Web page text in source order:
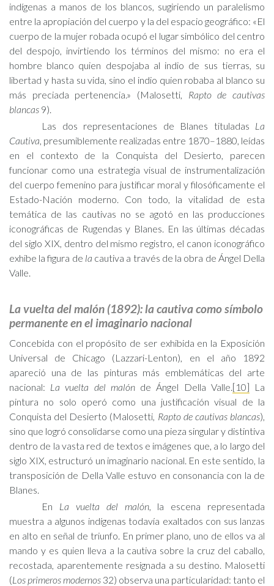
indígenas a manos de los blancos, sugiriendo un paralelismo
entre la apropiación del cuerpo y la del espacio geográfico: «El
cuerpo de la mujer robada ocupó el lugar simbólico del centro
del despojo, invirtiendo los términos del mismo: no era el
hombre blanco quien despojaba al indio de sus tierras, su
libertad y hasta su vida, sino el indio quien robaba al blanco su
más preciada pertenencia.» (Malosetti, Rapto de cautivas
blancas 9).
Las dos representaciones de Blanes tituladas La
Cautiva, presumiblemente realizadas entre 1870–1880, leídas
en el contexto de la Conquista del Desierto, parecen
funcionar como una estrategia visual de instrumentalización
del cuerpo femenino para justificar moral y filosóficamente el
Estado-Nación moderno. Con todo, la vitalidad de esta
temática de las cautivas no se agotó en las producciones
iconográficas de Rugendas y Blanes. En las últimas décadas
del siglo XIX, dentro del mismo registro, el canon iconográfico
exhibe la figura de la cautiva a través de la obra de Ángel Della
Valle.
La vuelta del malón (1892): la cautiva como símbolo
permanente en el imaginario nacional
Concebida con el propósito de ser exhibida en la Exposición
Universal de Chicago (Lazzari-Lenton), en el año 1892
apareció una de las pinturas más emblemáticas del arte
nacional: La vuelta del malónde Ángel Della Valle.[10] La
pintura no solo operó como una justificación visual de la
Conquista del Desierto (Malosetti, Rapto de cautivas blancas),
sino que logró consolidarse como una pieza singular y distintiva
dentro de la vasta red de textos e imágenes que, a lo largo del
siglo XIX, estructuró un imaginario nacional. En este sentido, la
transposición de Della Valle estuvo en consonancia con la de
Blanes.
En La vuelta del malón, la escena representada
muestra a algunos indígenas todavía exaltados con sus lanzas
en alto en señal de triunfo. En primer plano, uno de ellos va al
mando y es quien lleva a la cautiva sobre la cruz del caballo,
recostada, aparentemente resignada a su destino. Malosetti
(Los primeros modernos 32) observa una particularidad: tanto el